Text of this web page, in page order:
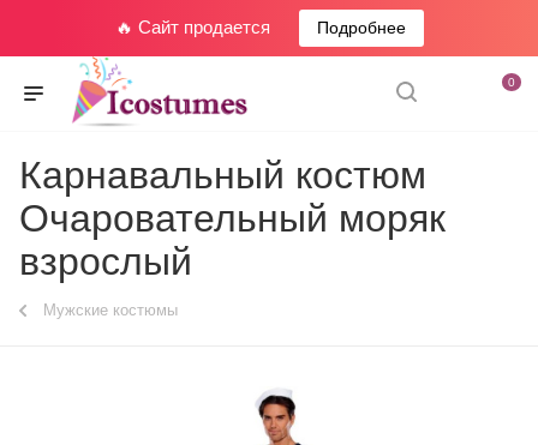
🔥 Сайт продается Подробнее
0
Карнавальный костюм
Очаровательный моряк
взрослый
Мужские костюмы